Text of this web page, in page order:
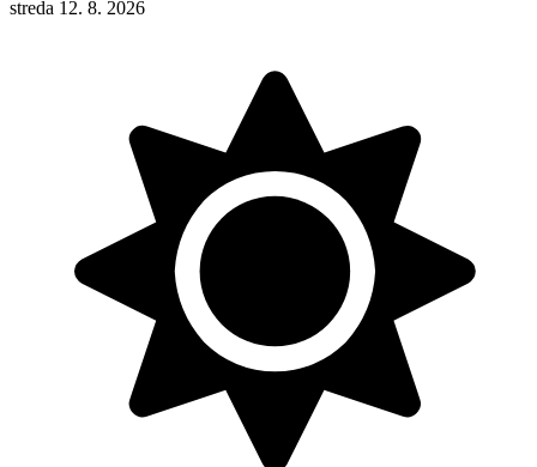
streda 12. 8. 2026